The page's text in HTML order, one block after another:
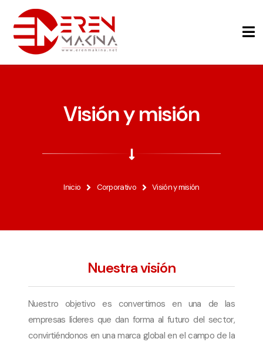
Visión y misión
Inicio Corporativo Visión y misión
Nuestra visión
Nuestro objetivo es convertirnos en una de las
empresas líderes que dan forma al futuro del sector,
convirtiéndonos en una marca global en el campo de la